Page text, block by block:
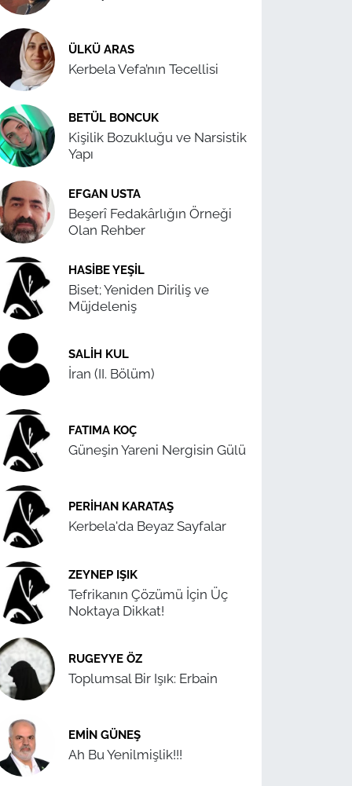
ÜLKÜ ARAS
Kerbela Vefa’nın Tecellisi
BETÜL BONCUK
Kişilik Bozukluğu ve Narsistik
Yapı
EFGAN USTA
Beşerî Fedakârlığın Örneği
Olan Rehber
HASIBE YEŞIL
Biset; Yeniden Diriliş ve
Müjdeleniş
SALIH KUL
İran (II. Bölüm)
FATIMA KOÇ
Güneşin Yareni Nergisin Gülü
PERIHAN KARATAŞ
Kerbela'da Beyaz Sayfalar
ZEYNEP IŞIK
Tefrikanın Çözümü İçin Üç
Noktaya Dikkat!
RUGEYYE ÖZ
Toplumsal Bir Işık: Erbain
EMIN GÜNEŞ
Ah Bu Yenilmişlik!!!